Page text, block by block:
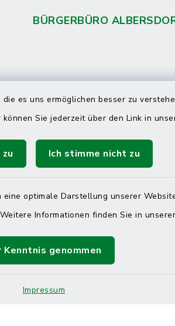
es uns ermöglichen besser zu
Sie jederzeit über den Link in
Ich stimme nicht zu
optimale Darstellung unserer
Informationen finden Sie in
Kenntnis genommen
Impressum
BÜRGERBÜRO
per
08:00 Uhr – 12:00 Uhr
14:00 Uhr – 16:00 Uhr
08:00 Uhr – 12:00 Uhr
Sie uns gerne unter der